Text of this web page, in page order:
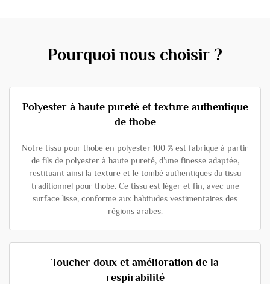
Pourquoi nous choisir ?
Polyester à haute pureté et texture authentique
de thobe
Notre tissu pour thobe en polyester 100 % est fabriqué à partir
de fils de polyester à haute pureté, d’une finesse adaptée,
restituant ainsi la texture et le tombé authentiques du tissu
traditionnel pour thobe. Ce tissu est léger et fin, avec une
surface lisse, conforme aux habitudes vestimentaires des
régions arabes.
Toucher doux et amélioration de la
respirabilité